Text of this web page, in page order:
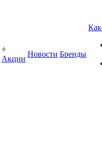
Акции
Новости Бренды